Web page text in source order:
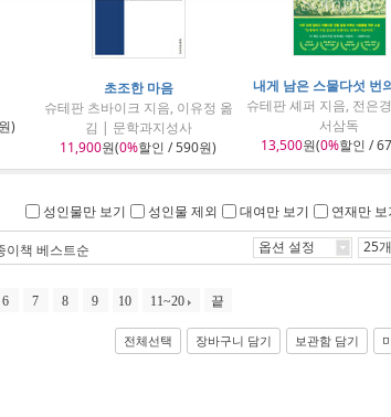
)
초조한 마음
슈테판 츠바이크 지음, 이유정 옮
김 | 문학과지성사
11,900원(0%할인 / 590원)
내게 남은 스물다섯 번
슈테판 셰퍼 지음, 전은
서삼독
13,500원(0%할인 /
성인물만 보기 성인물 제외 대여만 보기 연재만 보
이책 베스트순 옵션 설정 25개
6 7 8 9 10 11~20 끝
전체선택 장바구니 담기 보관함 담기